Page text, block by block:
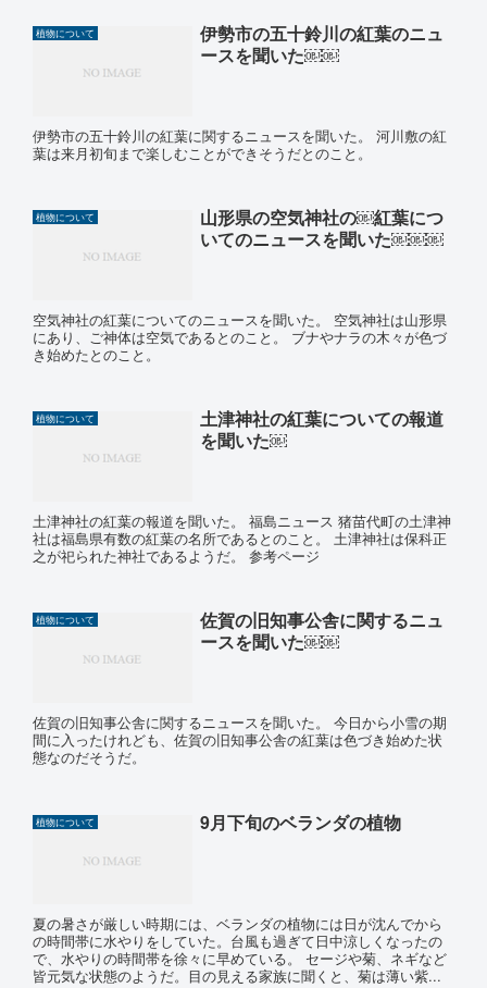
植物について
伊勢市の五十鈴川の紅葉のニュ
ースを聞いた￼￼
伊勢市の五十鈴川の紅葉に関するニュースを聞いた。 河川敷の紅
葉は来月初旬まで楽しむことができそうだとのこと。
植物について
山形県の空気神社の￼紅葉につ
いてのニュースを聞いた￼￼￼
空気神社の紅葉についてのニュースを聞いた。 空気神社は山形県
にあり、ご神体は空気であるとのこと。 ブナやナラの木々が色づ
き始めたとのこと。
植物について
土津神社の紅葉についての報道
を聞いた￼
土津神社の紅葉の報道を聞いた。 福島ニュース 猪苗代町の土津神
社は福島県有数の紅葉の名所であるとのこと。 土津神社は保科正
之が祀られた神社であるようだ。 参考ページ
植物について
佐賀の旧知事公舎に関するニュ
ースを聞いた￼￼
佐賀の旧知事公舎に関するニュースを聞いた。 今日から小雪の期
間に入ったけれども、佐賀の旧知事公舎の紅葉は色づき始めた状
態なのだそうだ。
植物について 9月下旬のベランダの植物
夏の暑さが厳しい時期には、ベランダの植物には日が沈んでから
の時間帯に水やりをしていた。台風も過ぎて日中涼しくなったの
で、水やりの時間帯を徐々に早めている。 セージや菊、ネギなど
皆元気な状態のようだ。目の見える家族に聞くと、菊は薄い紫...